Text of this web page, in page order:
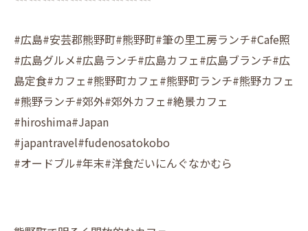
#広島#安芸郡熊野町#熊野町#筆の里工房ランチ#Cafe照
#広島グルメ#広島ランチ#広島カフェ#広島ブランチ#広
島定食#カフェ#熊野町カフェ#熊野町ランチ#熊野カフェ
#熊野ランチ#郊外#郊外カフェ#絶景カフェ
#hiroshima#Japan
#japantravel#fudenosatokobo
#オードブル#年末#洋食だいにんぐなかむら